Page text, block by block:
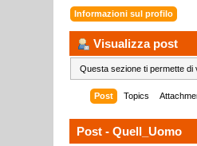
Informazioni sul profilo
Visualizza post
Questa sezione ti permette di
Post Topics
Post - Quell_Uomo